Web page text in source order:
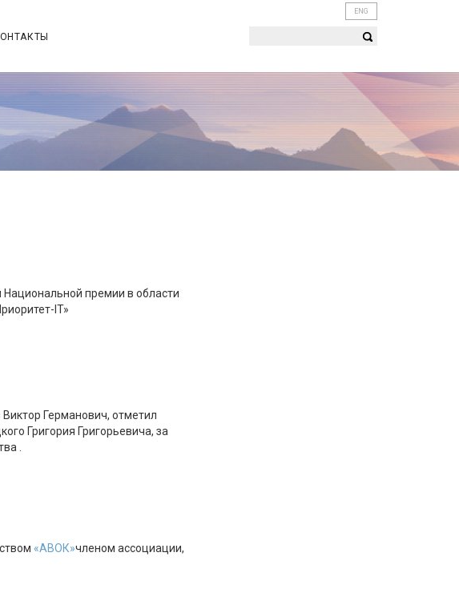
ENG
Национальной премии в области
IT»
Германович, отметил
Григория Григорьевича, за
.
«АВОК»членом ассоциации,